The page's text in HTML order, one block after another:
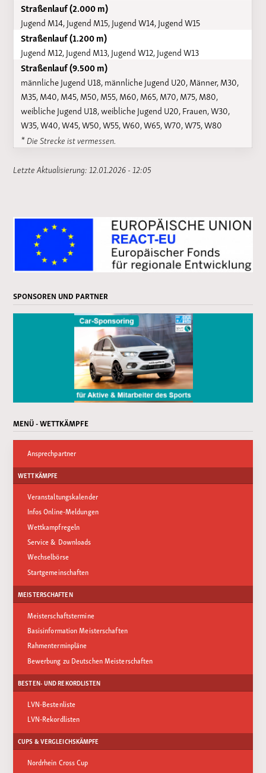
Straßenlauf (2.000 m)
Jugend M14, Jugend M15, Jugend W14, Jugend W15
Straßenlauf (1.200 m)
Jugend M12, Jugend M13, Jugend W12, Jugend W13
Straßenlauf (9.500 m)
männliche Jugend U18, männliche Jugend U20, Männer, M30,
M35, M40, M45, M50, M55, M60, M65, M70, M75, M80,
weibliche Jugend U18, weibliche Jugend U20, Frauen, W30,
W35, W40, W45, W50, W55, W60, W65, W70, W75, W80
* Die Strecke ist vermessen.
Letzte Aktualisierung: 12.01.2026 - 12:05
SPONSOREN UND PARTNER
MENÜ - WETTKÄMPFE
Ansprechpartner
WETTKÄMPFE
Veranstaltungskalender
Infos Online-Meldungen
Wettkampfregeln
Service & Downloads
Wechselbörse
Startgemeinschaften
MEISTERSCHAFTEN
Meisterschaftstermine
Basisinformation Meisterschaften
Rahmenterminpläne
Bewerbung zu Deutschen Meisterschaften
BESTEN- UND REKORDLISTEN
LVN-Bestenliste
LVN-Rekordlisten
CUPS & VERGLEICHSKÄMPFE
Nordrhein Cross Cup